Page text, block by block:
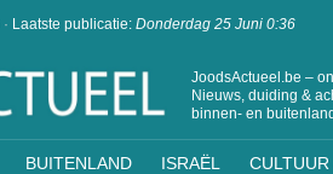
· Laatste publicatie: Donderdag 25 Juni 0:36
JoodsActueel.be –
Nieuws, duiding &
binnen- en buitenland
BUITENLAND ISRAËL